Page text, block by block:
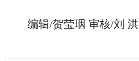
编辑/贺莹珚 审核/刘 洪